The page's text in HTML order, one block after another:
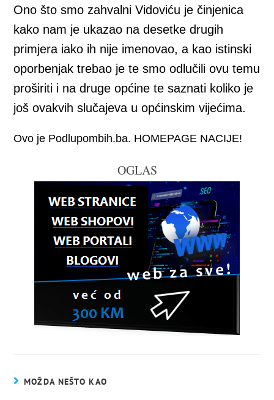
Ono što smo zahvalni Vidoviću je činjenica
kako nam je ukazao na desetke drugih
primjera iako ih nije imenovao, a kao istinski
oporbenjak trebao je te smo odlučili ovu temu
proširiti i na druge općine te saznati koliko je
još ovakvih slučajeva u općinskim vijećima.
Ovo je Podlupombih.ba. HOMEPAGE NACIJE!
OGLAS
MOŽDA NEŠTO KAO